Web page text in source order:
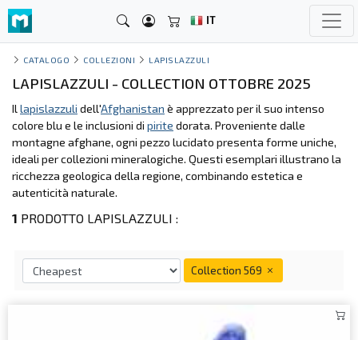
IT
CATALOGO COLLEZIONI LAPISLAZZULI
LAPISLAZZULI - COLLECTION OTTOBRE 2025
Il lapislazzuli dell'Afghanistan è apprezzato per il suo intenso
colore blu e le inclusioni di pirite dorata. Proveniente dalle
montagne afghane, ogni pezzo lucidato presenta forme uniche,
ideali per collezioni mineralogiche. Questi esemplari illustrano la
ricchezza geologica della regione, combinando estetica e
autenticità naturale.
1 PRODOTTO LAPISLAZZULI :
Collection 569